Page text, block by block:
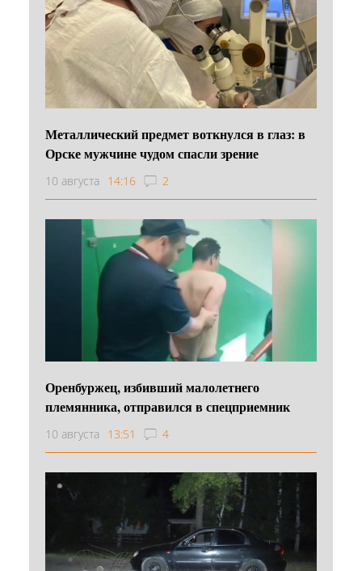
Металлический предмет воткнулся в глаз: в
Орске мужчине чудом спасли зрение
10 августа 14:16 2
Оренбуржец, избивший малолетнего
племянника, отправился в спецприемник
10 августа 13:51 4